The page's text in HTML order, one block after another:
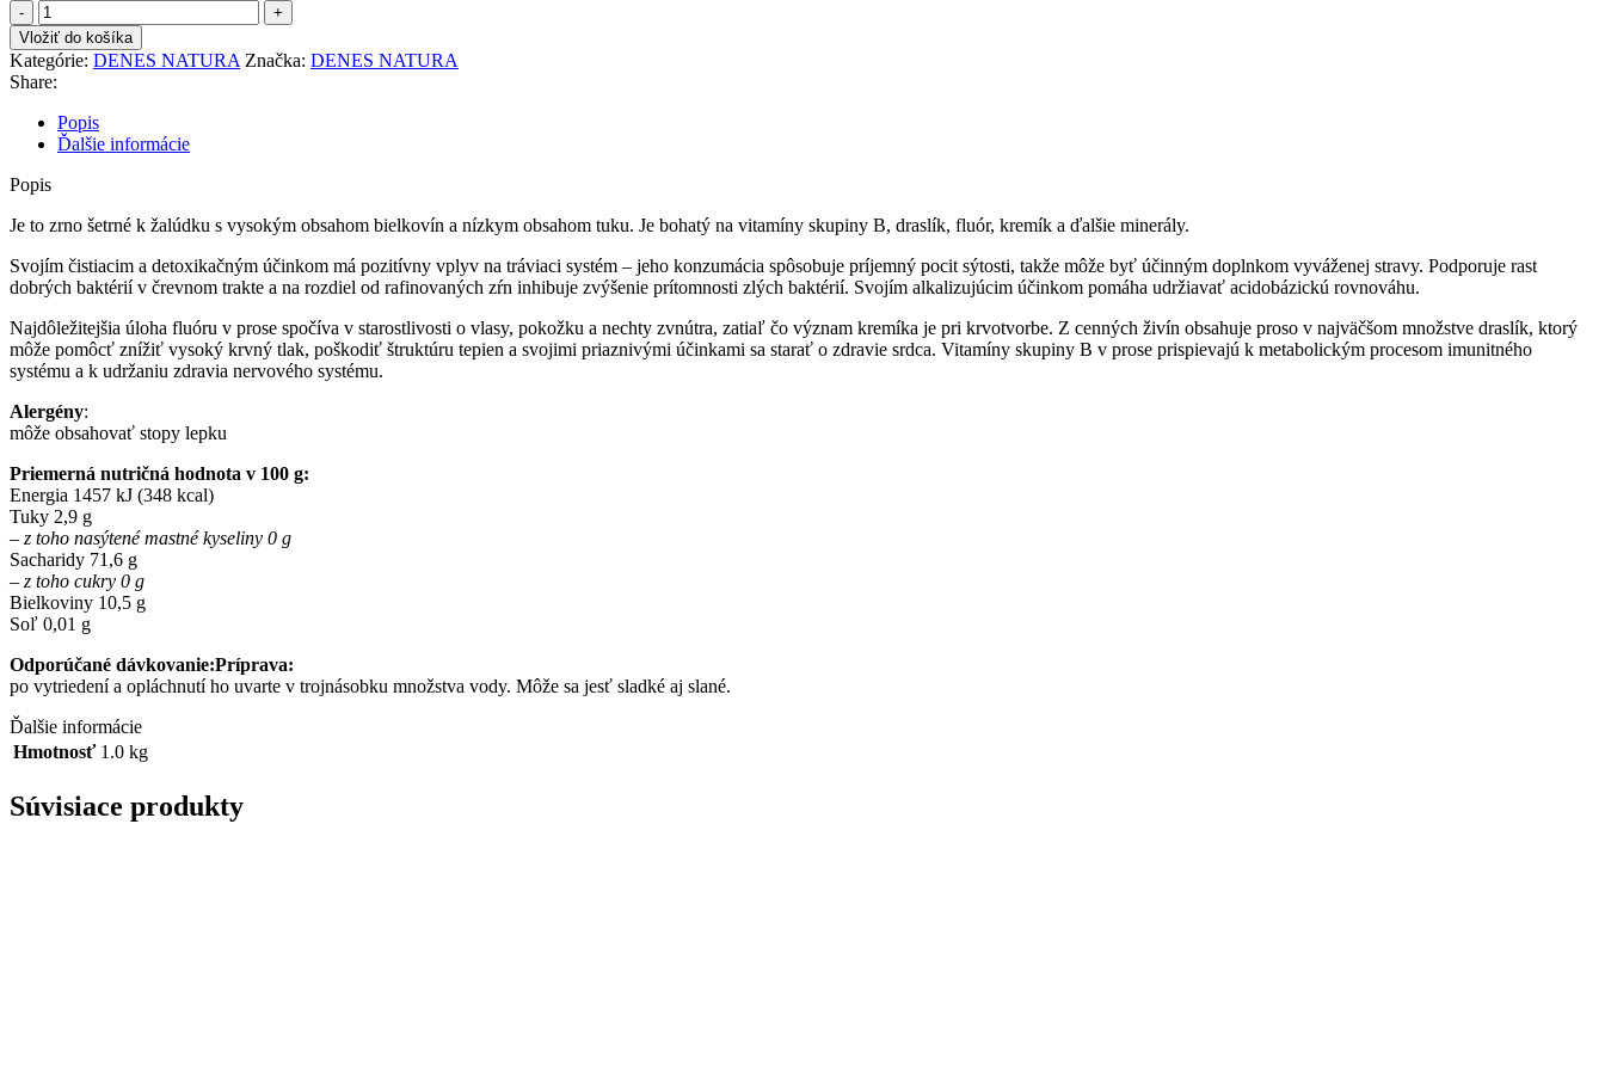
množstvo
DÉNES
NATURA
PROSO
-
1000G
Vložiť do košíka
Kategórie: DENES NATURA Značka: DENES NATURA
Share:
Popis
Ďalšie informácie
Popis
Je to zrno šetrné k žalúdku s vysokým obsahom bielkovín a nízkym obsahom tuku. Je bohatý na vitamíny skupiny B, draslík, fluór, kremík a ďalšie minerály.
Svojím čistiacim a detoxikačným účinkom má pozitívny vplyv na tráviaci systém – jeho konzumácia spôsobuje príjemný pocit sýtosti, takže môže byť účinným doplnkom vyváženej stravy. Podporuje rast
dobrých baktérií v črevnom trakte a na rozdiel od rafinovaných zŕn inhibuje zvýšenie prítomnosti zlých baktérií. Svojím alkalizujúcim účinkom pomáha udržiavať acidobázickú rovnováhu.
Najdôležitejšia úloha fluóru v prose spočíva v starostlivosti o vlasy, pokožku a nechty zvnútra, zatiaľ čo význam kremíka je pri krvotvorbe. Z cenných živín obsahuje proso v najväčšom množstve draslík, ktorý
môže pomôcť znížiť vysoký krvný tlak, poškodiť štruktúru tepien a svojimi priaznivými účinkami sa starať o zdravie srdca. Vitamíny skupiny B v prose prispievajú k metabolickým procesom imunitného
systému a k udržaniu zdravia nervového systému.
Alergény:
môže obsahovať stopy lepku
Priemerná nutričná hodnota v 100 g:
Energia 1457 kJ (348 kcal)
Tuky 2,9 g
– z toho nasýtené mastné kyseliny 0 g
Sacharidy 71,6 g
– z toho cukry 0 g
Bielkoviny 10,5 g
Soľ 0,01 g
Odporúčané dávkovanie:Príprava:
po vytriedení a opláchnutí ho uvarte v trojnásobku množstva vody. Môže sa jesť sladké aj slané.
Ďalšie informácie
Hmotnosť 1.0 kg
Súvisiace produkty